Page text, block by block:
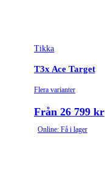
Tikka
T3x Ace Target
Flera varianter
Från 26 799 kr
Online: Få i lager